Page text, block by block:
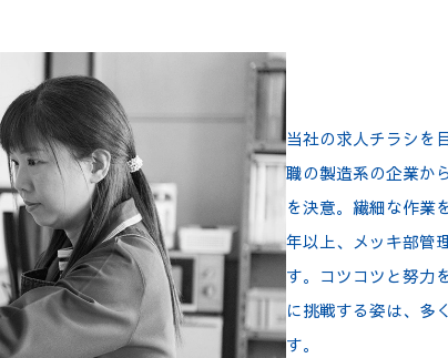
当社の求人チラシを
職の製造系の企業か
を決意。繊細な作業
年以上、メッキ部管
す。コツコツと努力
に挑戦する姿は、多
す。